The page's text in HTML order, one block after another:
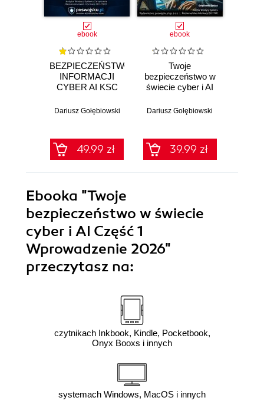
ebook
BEZPIECZEŃSTWO
INFORMACJI
CYBER AI KSC
Moduł 1
Dariusz Gołębiowski
49.99 zł
ebook
Twoje
bezpieczeństwo w
świecie cyber i AI
Dziecko i Ty
Dariusz Gołębiowski
39.99 zł
Ebooka "Twoje
bezpieczeństwo w świecie
cyber i AI Część 1
Wprowadzenie 2026"
przeczytasz na:
czytnikach Inkbook, Kindle, Pocketbook,
Onyx Booxs i innych
systemach Windows, MacOS i innych